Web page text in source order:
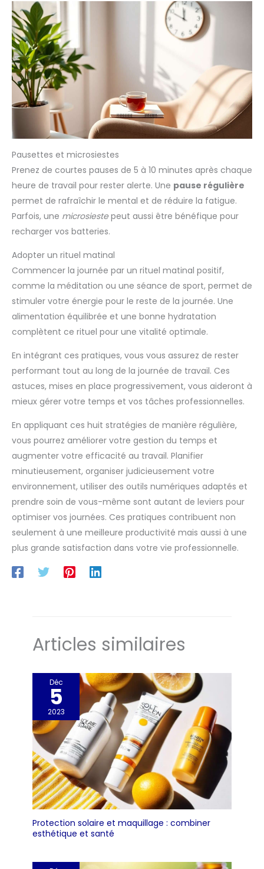
Pausettes et microsiestes
Prenez de courtes pauses de 5 à 10 minutes après chaque
heure de travail pour rester alerte. Une pause régulière
permet de rafraîchir le mental et de réduire la fatigue.
Parfois, une microsiestepeut aussi être bénéfique pour
recharger vos batteries.
Adopter un rituel matinal
Commencer la journée par un rituel matinal positif,
comme la méditation ou une séance de sport, permet de
stimuler votre énergie pour le reste de la journée. Une
alimentation équilibrée et une bonne hydratation
complètent ce rituel pour une vitalité optimale.
En intégrant ces pratiques, vous vous assurez de rester
performant tout au long de la journée de travail. Ces
astuces, mises en place progressivement, vous aideront à
mieux gérer votre temps et vos tâches professionnelles.
En appliquant ces huit stratégies de manière régulière,
vous pourrez améliorer votre gestion du temps et
augmenter votre efficacité au travail. Planifier
minutieusement, organiser judicieusement votre
environnement, utiliser des outils numériques adaptés et
prendre soin de vous-même sont autant de leviers pour
optimiser vos journées. Ces pratiques contribuent non
seulement à une meilleure productivité mais aussi à une
plus grande satisfaction dans votre vie professionnelle.
Articles similaires
Déc
5
2023
Protection solaire et maquillage : combiner
esthétique et santé